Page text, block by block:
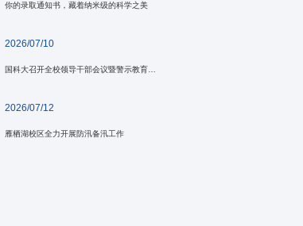
你的录取通知书，藏着纳米级的科学之美
2026/07/10
国科大召开全校领导干部会议暨警示教育大会
2026/07/12
雁栖湖校区全力开展防汛备汛工作